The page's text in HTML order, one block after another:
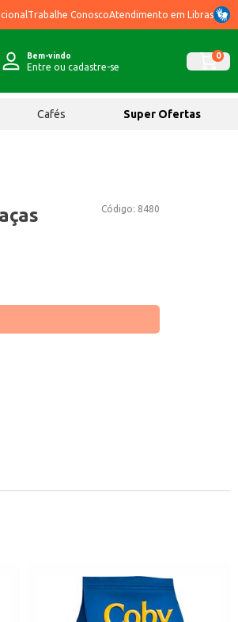
Trabalhe ConoscoAtendimento em Libras
Bem-vindo
Entre ou cadastre-se
0
Cafés Super Ofertas
Código: 8480